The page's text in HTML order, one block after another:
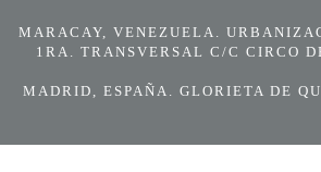
MARACAY, VENEZUELA.
1RA. TRANSVERSAL C/C CIRCO
MADRID, ESPAÑA. GLORIETA DE